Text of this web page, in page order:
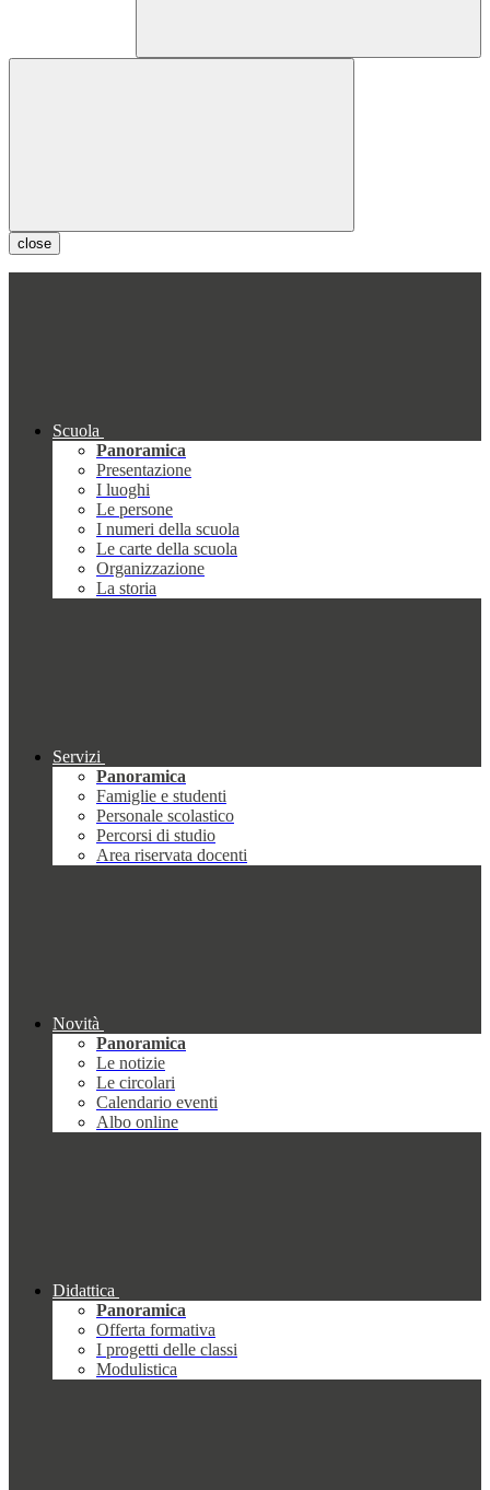
close
Scuola
Panoramica
Presentazione
I luoghi
Le persone
I numeri della scuola
Le carte della scuola
Organizzazione
La storia
Servizi
Panoramica
Famiglie e studenti
Personale scolastico
Percorsi di studio
Area riservata docenti
Novità
Panoramica
Le notizie
Le circolari
Calendario eventi
Albo online
Didattica
Panoramica
Offerta formativa
I progetti delle classi
Modulistica